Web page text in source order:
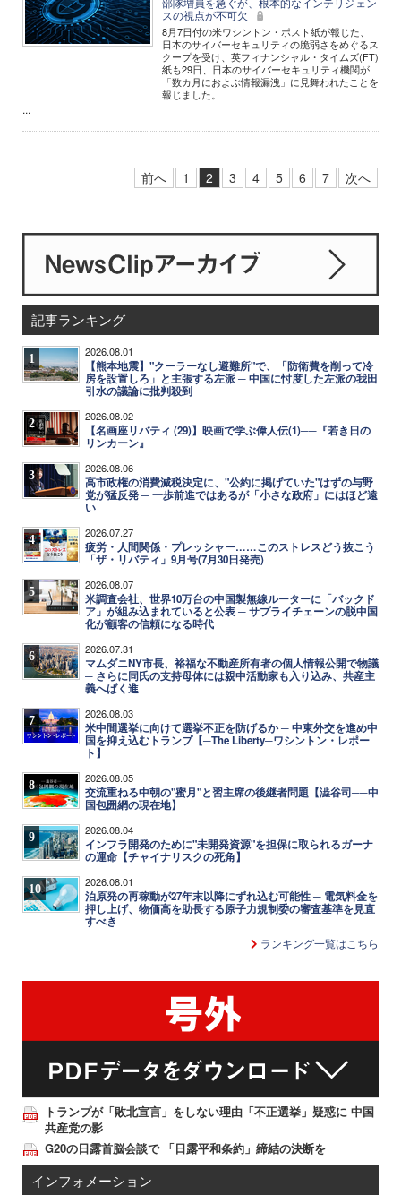
スの視点が不可欠
8月7日付の米ワシントン・ポスト紙が報じた、
日本のサイバーセキュリティの脆弱さをめぐるス
クープを受け、英フィナンシャル・タイムズ(FT)
紙も29日、日本のサイバーセキュリティ機関が
「数カ月におよぶ情報漏洩」に見舞われたことを
報じました。
...
前へ 1 2 3 4 5 6 7 次へ
記事ランキング
1 2026.08.01
【熊本地震】"クーラーなし避難所"で、「防衛費を削って冷
房を設置しろ」と主張する左派 ─ 中国に忖度した左派の我田
引水の議論に批判殺到
2 2026.08.02
【名画座リバティ (29)】映画で学ぶ偉人伝(1)──『若き日の
リンカーン』
3 2026.08.06
高市政権の消費減税決定に、"公約に掲げていた"はずの与野
党が猛反発 ─ 一歩前進ではあるが「小さな政府」にはほど遠
い
4 2026.07.27
疲労・人間関係・プレッシャー……このストレスどう抜こう
「ザ・リバティ」9月号(7月30日発売)
5 2026.08.07
米調査会社、世界10万台の中国製無線ルーターに「バックド
ア」が組み込まれていると公表 ─ サプライチェーンの脱中国
化が顧客の信頼になる時代
6 2026.07.31
マムダニNY市長、裕福な不動産所有者の個人情報公開で物議
─ さらに同氏の支持母体には親中活動家も入り込み、共産主
義へばく進
7 2026.08.03
米中間選挙に向けて選挙不正を防げるか ─ 中東外交を進め中
国を抑え込むトランプ【─The Liberty─ワシントン・レポー
ト】
8 2026.08.05
交流重ねる中朝の"蜜月"と習主席の後継者問題【澁谷司──中
国包囲網の現在地】
9 2026.08.04
インフラ開発のために"未開発資源"を担保に取られるガーナ
の運命【チャイナリスクの死角】
10 2026.08.01
泊原発の再稼動が27年末以降にずれ込む可能性 ─ 電気料金を
押し上げ、物価高を助長する原子力規制委の審査基準を見直
すべき
ランキング一覧はこちら
トランプが「敗北宣言」をしない理由「不正選挙」疑惑に 中国
共産党の影
G20の日露首脳会談で 「日露平和条約」締結の決断を
インフォメーション